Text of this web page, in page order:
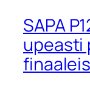
SAPA
upeasti